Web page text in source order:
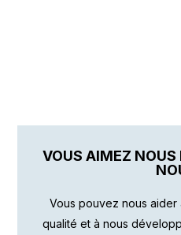
VOUS AIMEZ
Vous pouvez nous
qualité et à nous